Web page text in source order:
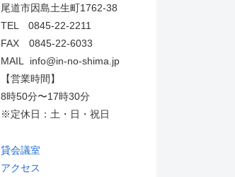
尾道市因島土生町1762-38
TEL 0845-22-2211
FAX 0845-22-6033
MAIL info@in-no-shima.jp
【営業時間】
8時50分〜17時30分
※定休日：土・日・祝日
貸会議室
アクセス